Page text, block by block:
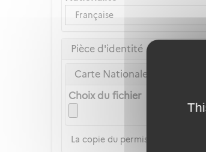
Française
Pièce d'identité
Carte Nationale d'Identité
Choix du fichier
La copie du permis de conduire